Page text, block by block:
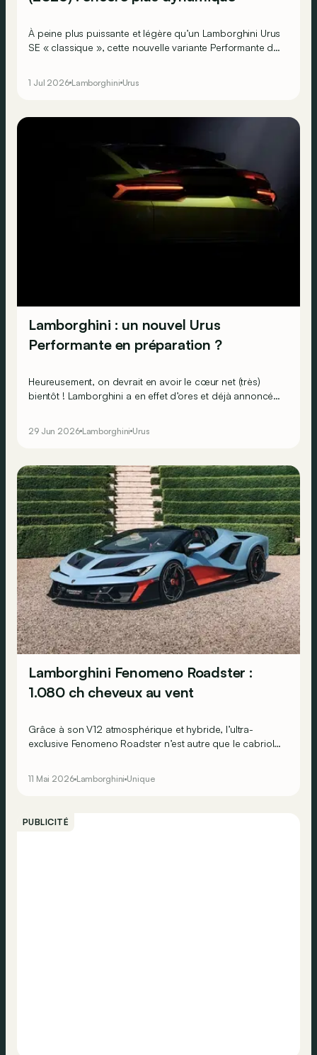
À peine plus puissante et légère qu’un Lamborghini Urus
SE « classique », cette nouvelle variante Performante du
1 Jul 2026 Lamborghini Urus
Lamborghini : un nouvel Urus
Performante en préparation ?
Heureusement, on devrait en avoir le cœur net (très)
bientôt ! Lamborghini a en effet d’ores et déjà annoncé
29 Jun 2026 Lamborghini Urus
Lamborghini Fenomeno Roadster :
1.080 ch cheveux au vent
Grâce à son V12 atmosphérique et hybride, l’ultra-
exclusive Fenomeno Roadster n’est autre que le cabriolet
11 Mai 2026 Lamborghini Unique
PUBLICITÉ